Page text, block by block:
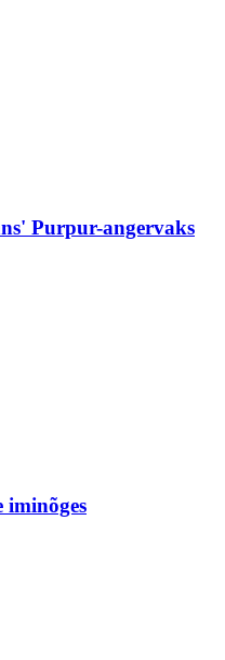
Purpur-angervaks
iminõges